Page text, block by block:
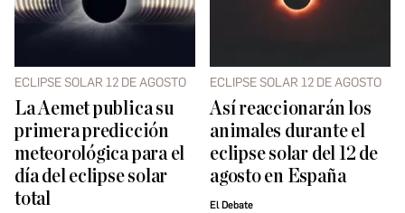
ECLIPSE SOLAR 12 DE AGOSTO
La Aemet publica su
primera predicción
meteorológica para el
día del eclipse solar
total
ECLIPSE SOLAR 12 DE AGOSTO
Así reaccionarán los
animales durante el
eclipse solar del 12 de
agosto en España
El Debate